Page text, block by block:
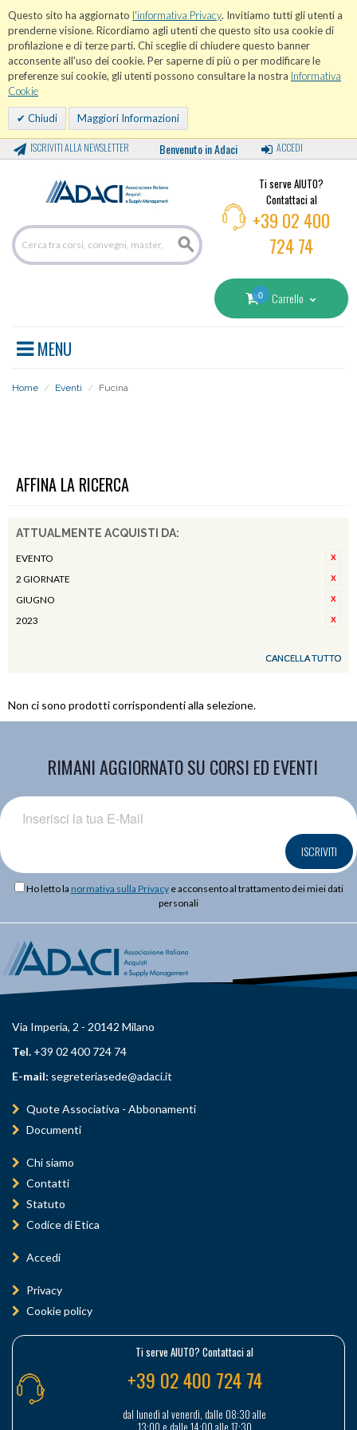
Questo sito ha aggiornato l'informativa Privacy. Invitiamo tutti gli utenti a
prenderne visione. Ricordiamo agli utenti che questo sito usa cookie di
profilazione e di terze parti. Chi sceglie di chiudere questo banner
acconsente all'uso dei cookie. Per saperne di più o per modificare le
preferenze sui cookie, gli utenti possono consultare la nostra Informativa
Cookie
Chiudi Maggiori Informazioni
ISCRIVITI ALLA NEWSLETTER Benvenuto in Adaci ACCEDI
Ti serve AIUTO?
Contattaci al
+39 02 400
724 74
0 Carrello
MENU
Home / Eventi / Fucina
AFFINA LA RICERCA
ATTUALMENTE ACQUISTI DA:
EVENTO
2 GIORNATE
GIUGNO
2023
CANCELLA TUTTO
Non ci sono prodotti corrispondenti alla selezione.
RIMANI AGGIORNATO SU CORSI ED EVENTI
ISCRIVITI
Ho letto la normativa sulla Privacye acconsento al trattamento dei miei dati
personali
Via Imperia, 2 - 20142 Milano
Tel. +39 02 400 724 74
E-mail: segreteriasede@adaci.it
Quote Associativa - Abbonamenti
Documenti
Chi siamo
Contatti
Statuto
Codice di Etica
Accedi
Privacy
Cookie policy
Ti serve AIUTO? Contattaci al
+39 02 400 724 74
dal lunedì al venerdì, dalle 08:30 alle
13:00 e dalle 14:00 alle 17:30